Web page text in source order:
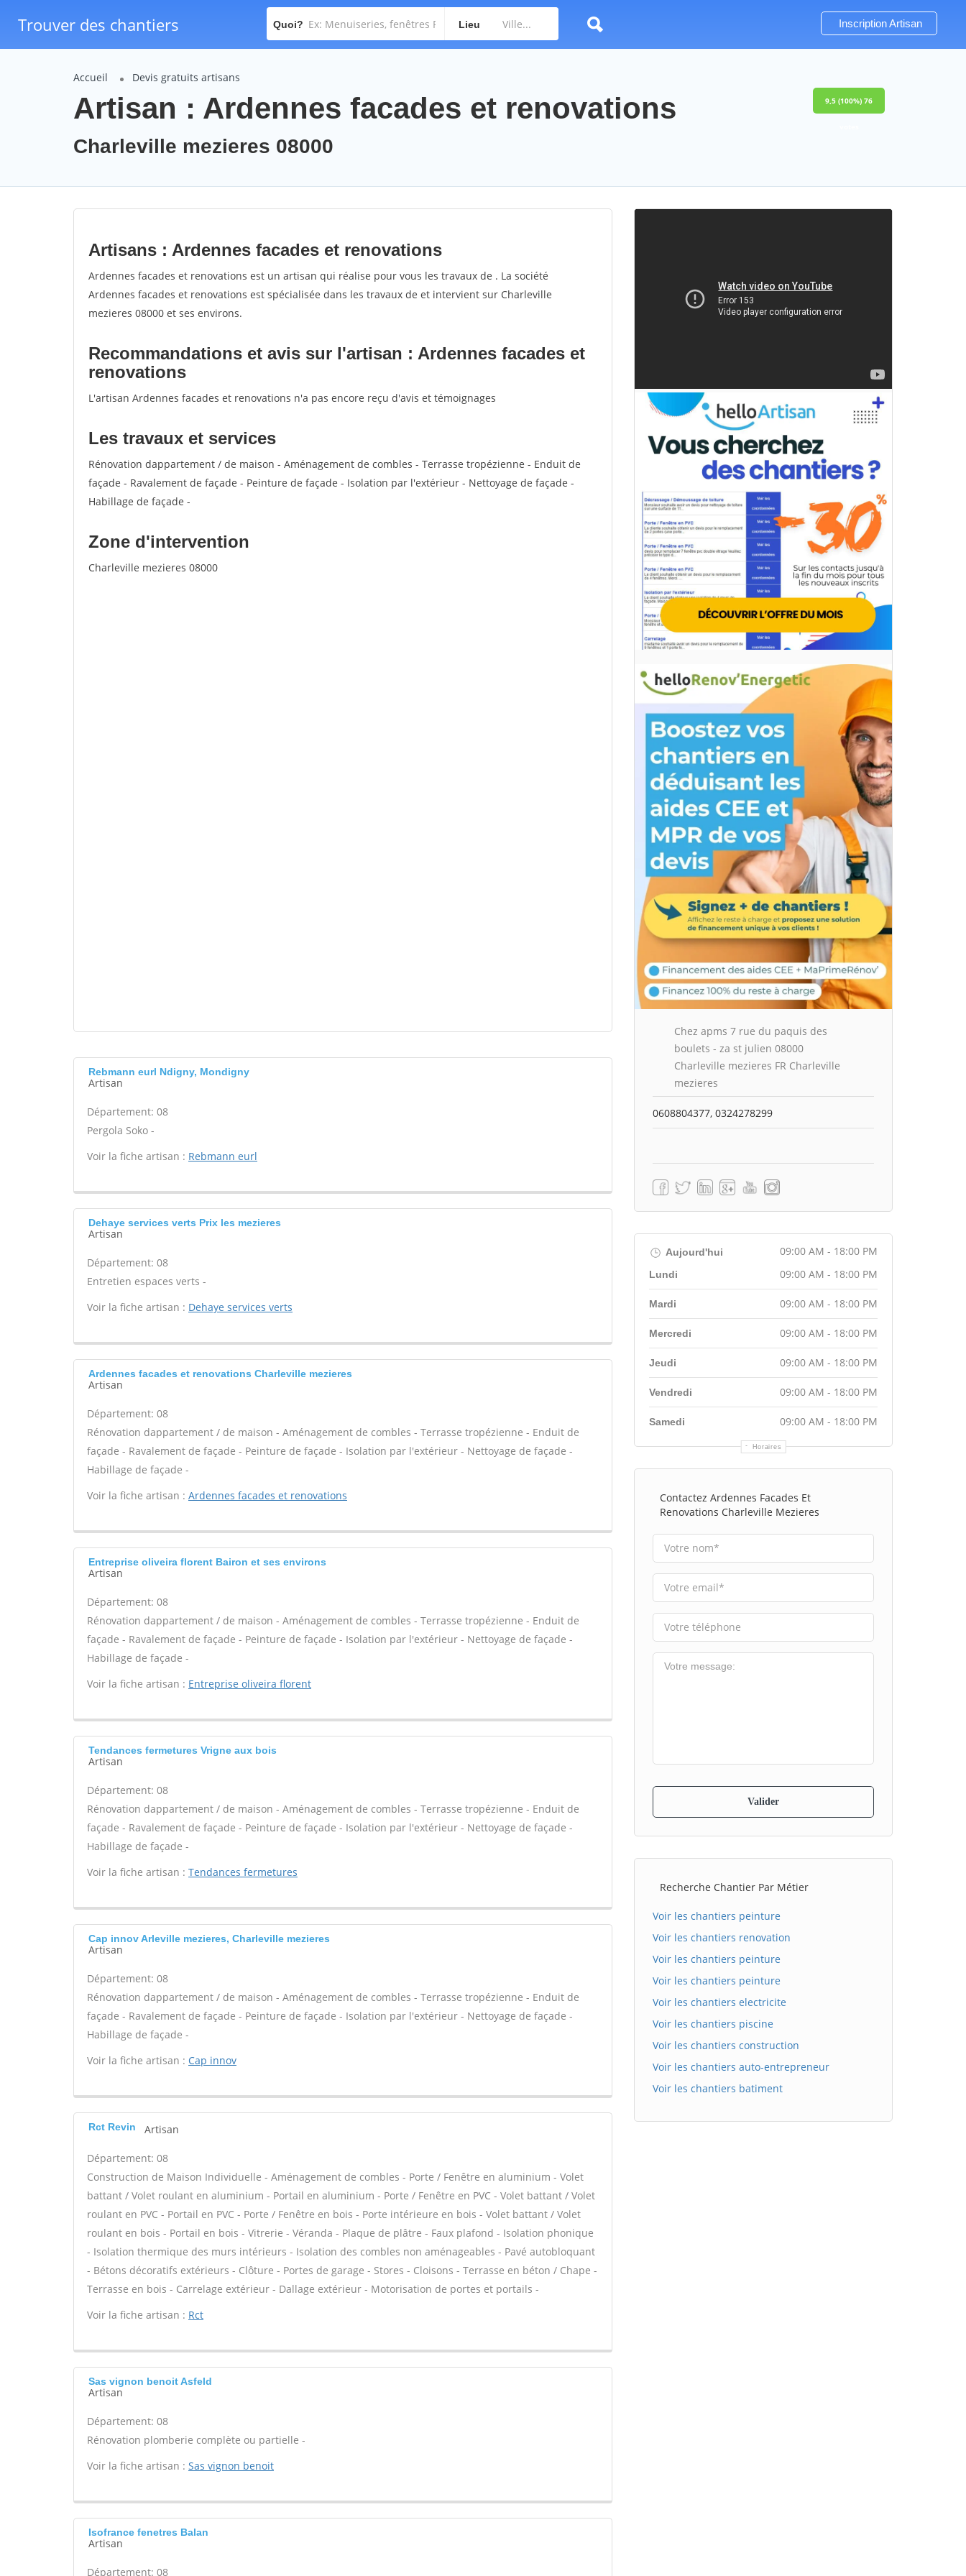
Trouver des chantiers Quoi? Lieu Inscription Artisan
Accueil Devis gratuits artisans
Artisan : Ardennes facades et renovations
Charleville mezieres 08000
9,5 (100%) 76
Artisans : Ardennes facades et renovations
Ardennes facades et renovations est un artisan qui réalise pour vous les travaux de . La société
Ardennes facades et renovations est spécialisée dans les travaux de et intervient sur Charleville
mezieres 08000 et ses environs.
Recommandations et avis sur l'artisan : Ardennes facades et
renovations
L'artisan Ardennes facades et renovations n'a pas encore reçu d'avis et témoignages
Les travaux et services
Rénovation dappartement / de maison - Aménagement de combles - Terrasse tropézienne - Enduit de
façade - Ravalement de façade - Peinture de façade - Isolation par l'extérieur - Nettoyage de façade -
Habillage de façade -
Zone d'intervention
Charleville mezieres 08000
Rebmann eurl Ndigny, Mondigny
Artisan
Département: 08
Pergola Soko -
Voir la fiche artisan : Rebmann eurl
Dehaye services verts Prix les mezieres
Artisan
Département: 08
Entretien espaces verts -
Voir la fiche artisan : Dehaye services verts
Ardennes facades et renovations Charleville mezieres
Artisan
Département: 08
Rénovation dappartement / de maison - Aménagement de combles - Terrasse tropézienne - Enduit de
façade - Ravalement de façade - Peinture de façade - Isolation par l'extérieur - Nettoyage de façade -
Habillage de façade -
Voir la fiche artisan : Ardennes facades et renovations
Entreprise oliveira florent Bairon et ses environs
Artisan
Département: 08
Rénovation dappartement / de maison - Aménagement de combles - Terrasse tropézienne - Enduit de
façade - Ravalement de façade - Peinture de façade - Isolation par l'extérieur - Nettoyage de façade -
Habillage de façade -
Voir la fiche artisan : Entreprise oliveira florent
Tendances fermetures Vrigne aux bois
Artisan
Département: 08
Rénovation dappartement / de maison - Aménagement de combles - Terrasse tropézienne - Enduit de
façade - Ravalement de façade - Peinture de façade - Isolation par l'extérieur - Nettoyage de façade -
Habillage de façade -
Voir la fiche artisan : Tendances fermetures
Cap innov Arleville mezieres, Charleville mezieres
Artisan
Département: 08
Rénovation dappartement / de maison - Aménagement de combles - Terrasse tropézienne - Enduit de
façade - Ravalement de façade - Peinture de façade - Isolation par l'extérieur - Nettoyage de façade -
Habillage de façade -
Voir la fiche artisan : Cap innov
Rct Revin Artisan
Département: 08
Construction de Maison Individuelle - Aménagement de combles - Porte / Fenêtre en aluminium - Volet
battant / Volet roulant en aluminium - Portail en aluminium - Porte / Fenêtre en PVC - Volet battant / Volet
roulant en PVC - Portail en PVC - Porte / Fenêtre en bois - Porte intérieure en bois - Volet battant / Volet
roulant en bois - Portail en bois - Vitrerie - Véranda - Plaque de plâtre - Faux plafond - Isolation phonique
- Isolation thermique des murs intérieurs - Isolation des combles non aménageables - Pavé autobloquant
- Bétons décoratifs extérieurs - Clôture - Portes de garage - Stores - Cloisons - Terrasse en béton / Chape -
Terrasse en bois - Carrelage extérieur - Dallage extérieur - Motorisation de portes et portails -
Voir la fiche artisan : Rct
Sas vignon benoit Asfeld
Artisan
Département: 08
Rénovation plomberie complète ou partielle -
Voir la fiche artisan : Sas vignon benoit
Isofrance fenetres Balan
Artisan
Département: 08
Chez apms 7 rue du paquis des
boulets - za st julien 08000
Charleville mezieres FR Charleville
mezieres
0608804377, 0324278299
Aujourd'hui 09:00 AM - 18:00 PM
Horaires
Lundi 09:00 AM - 18:00 PM
Mardi 09:00 AM - 18:00 PM
Mercredi 09:00 AM - 18:00 PM
Jeudi 09:00 AM - 18:00 PM
Vendredi 09:00 AM - 18:00 PM
Samedi 09:00 AM - 18:00 PM
Contactez Ardennes Facades Et
Renovations Charleville Mezieres
Recherche Chantier Par Métier
Voir les chantiers peinture
Voir les chantiers renovation
Voir les chantiers peinture
Voir les chantiers peinture
Voir les chantiers electricite
Voir les chantiers piscine
Voir les chantiers construction
Voir les chantiers auto-entrepreneur
Voir les chantiers batiment